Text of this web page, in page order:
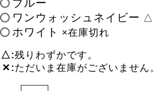
ブルー
ワンウォッシュネイビー △
ホワイト ×在庫切れ
△ 残りわずかです。
✕ ただいま在庫がございません。